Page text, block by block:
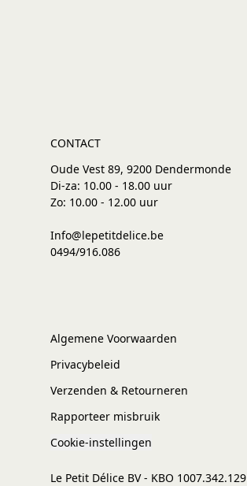
CONTACT
Oude Vest 89, 9200 Dendermonde
Di-za: 10.00 - 18.00 uur
Zo: 10.00 - 12.00 uur
Info@lepetitdelice.be
0494/916.086
Algemene Voorwaarden
Privacybeleid
Verzenden & Retourneren
Rapporteer misbruik
Cookie-instellingen
Le Petit Délice BV - KBO 1007.342.129